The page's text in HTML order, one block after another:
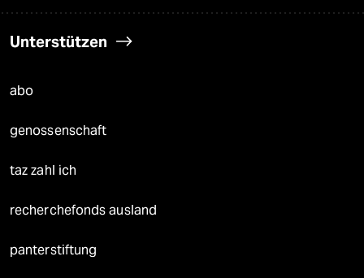
Unterstützen
abo
genossenschaft
taz zahl ich
recherchefonds ausland
panterstiftung